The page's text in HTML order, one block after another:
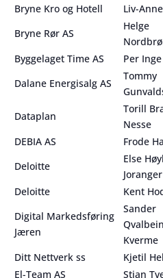
Bryne Kro og Hotell
Liv-
Bryne Rør AS
Helge
Byggelaget Time AS
Per
Dalane Energisalg AS
Tommy
Dataplan
Torill
Nesse
DEBIA AS
Frode
Deloitte
Else
Joranger
Deloitte
Kent
Digital Markedsføring
Jæren
Sander
Qvalbein
Kverme
Ditt Nettverk ss
Kjetil
El-Team AS
Stian